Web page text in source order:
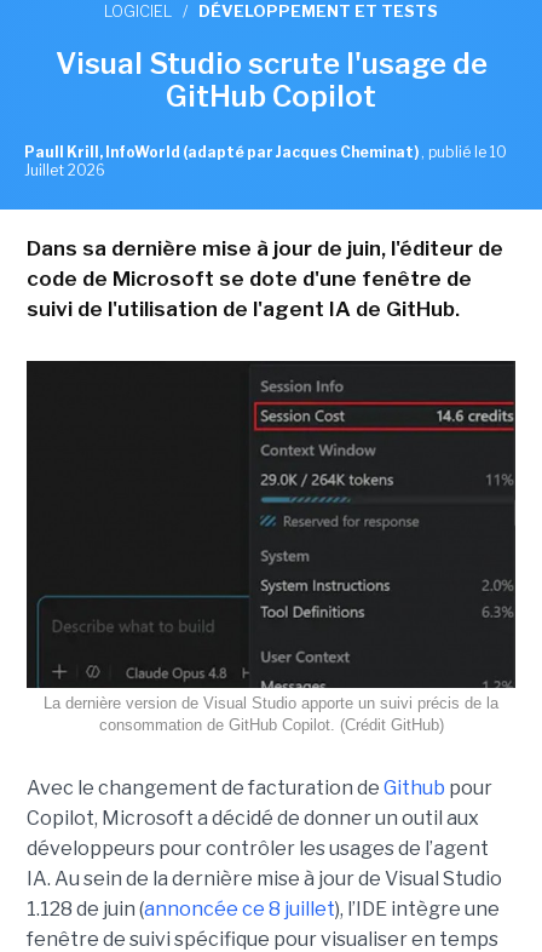
LOGICIEL / DÉVELOPPEMENT ET TESTS
Visual Studio scrute l'usage de
GitHub Copilot
Paull Krill, InfoWorld (adapté par Jacques Cheminat) , publié le 10
Juillet 2026
Dans sa dernière mise à jour de juin, l'éditeur de
code de Microsoft se dote d'une fenêtre de
suivi de l'utilisation de l'agent IA de GitHub.
La dernière version de Visual Studio apporte un suivi précis de la
consommation de GitHub Copilot. (Crédit GitHub)
Avec le changement de facturation de Github pour
Copilot, Microsoft a décidé de donner un outil aux
développeurs pour contrôler les usages de l’agent
IA. Au sein de la dernière mise à jour de Visual Studio
1.128 de juin (annoncée ce 8 juillet), l’IDE intègre une
fenêtre de suivi spécifique pour visualiser en temps